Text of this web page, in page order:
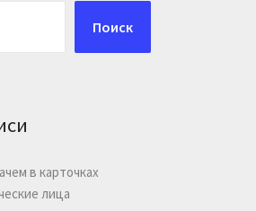
Поиск
в карточках
лица